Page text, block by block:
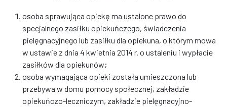
osoba sprawująca opiekę ma ustalone prawo do
specjalnego zasiłku opiekuńczego, świadczenia
pielęgnacyjnego lub zasiłku dla opiekuna, o którym mowa
w ustawie z dnia 4 kwietnia 2014 r. o ustaleniu i wypłacie
zasiłków dla opiekunów;
osoba wymagająca opieki została umieszczona lub
przebywa w domu pomocy społecznej, zakładzie
opiekuńczo-leczniczym, zakładzie pielęgnacyjno-